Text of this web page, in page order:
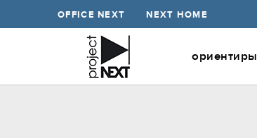
OFFICE NEXT NEXT HOME
ориентиры